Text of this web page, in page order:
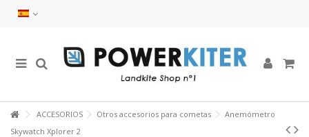
ACCESORIOS Otros accesorios para cometas
Anemómetro
Skywatch Xplorer 2